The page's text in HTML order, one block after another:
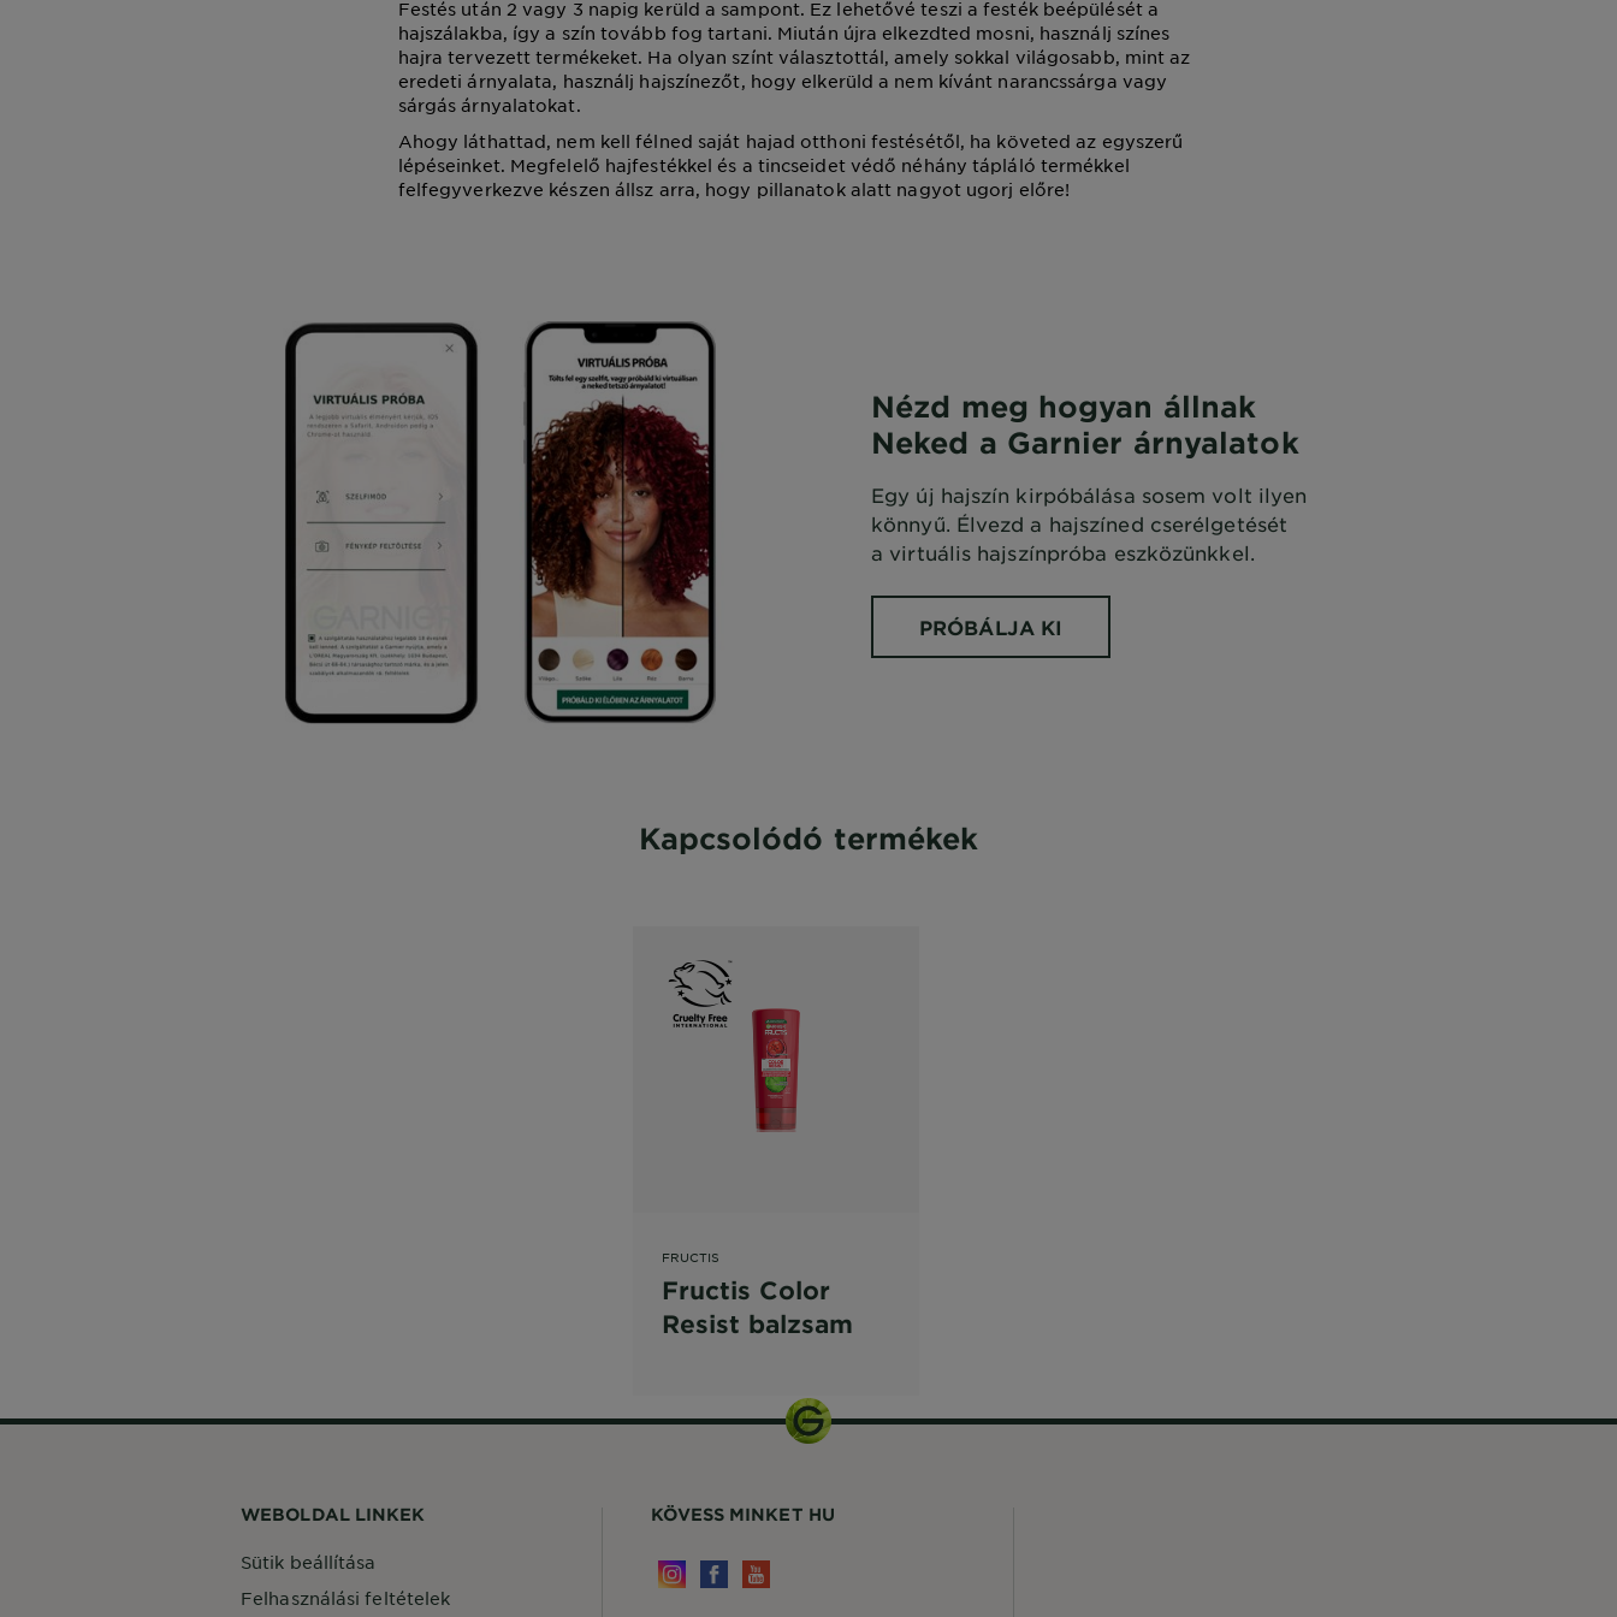
Festés után 2 vagy 3 napig kerüld a sampont. Ez lehetővé teszi a festék beépülését a
hajszálakba, így a szín tovább fog tartani. Miután újra elkezdted mosni, használj színes
hajra tervezett termékeket. Ha olyan színt választottál, amely sokkal világosabb, mint az
eredeti árnyalata, használj hajszínezőt, hogy elkerüld a nem kívánt narancssárga vagy
sárgás árnyalatokat.
Ahogy láthattad, nem kell félned saját hajad otthoni festésétől, ha követed az egyszerű
lépéseinket. Megfelelő hajfestékkel és a tincseidet védő néhány tápláló termékkel
felfegyverkezve készen állsz arra, hogy pillanatok alatt nagyot ugorj előre!
Nézd meg hogyan állnak
Neked a Garnier árnyalatok
Egy új hajszín kirpóbálása sosem volt ilyen
könnyű. Élvezd a hajszíned cserélgetését
a virtuális hajszínpróba eszközünkkel.
PRÓBÁLJA KI
Kapcsolódó termékek
FRUCTIS
Fructis Color
Resist balzsam
WEBOLDAL LINKEK
Sütik beállítása
Felhasználási feltételek
KÖVESS MINKET HU